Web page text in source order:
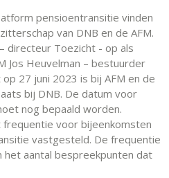
pensioentransitie vinden
van DNB en de AFM.
directeur Toezicht - op als
Jos Heuvelman – bestuurder
27 juni 2023 is bij AFM en de
bij DNB. De datum voor
nog bepaald worden.
voor bijeenkomsten
vastgesteld. De frequentie
het aantal bespreekpunten dat